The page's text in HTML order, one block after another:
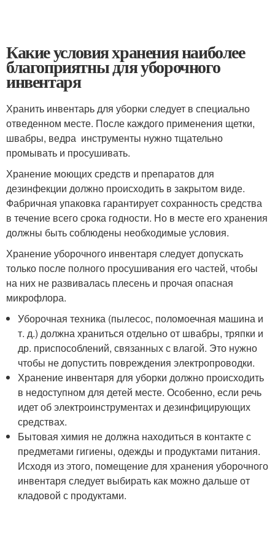
Какие условия хранения наиболее
благоприятны для уборочного
инвентаря
Хранить инвентарь для уборки следует в специально
отведенном месте. После каждого применения щетки,
швабры, ведра инструменты нужно тщательно
промывать и просушивать.
Хранение моющих средств и препаратов для
дезинфекции должно происходить в закрытом виде.
Фабричная упаковка гарантирует сохранность средства
в течение всего срока годности. Но в месте его хранения
должны быть соблюдены необходимые условия.
Хранение уборочного инвентаря следует допускать
только после полного просушивания его частей, чтобы
на них не развивалась плесень и прочая опасная
микрофлора.
Уборочная техника (пылесос, поломоечная машина и
т. д.) должна храниться отдельно от швабры, тряпки и
др. приспособлений, связанных с влагой. Это нужно
чтобы не допустить повреждения электропроводки.
Хранение инвентаря для уборки должно происходить
в недоступном для детей месте. Особенно, если речь
идет об электроинструментах и дезинфицирующих
средствах.
Бытовая химия не должна находиться в контакте с
предметами гигиены, одежды и продуктами питания.
Исходя из этого, помещение для хранения уборочного
инвентаря следует выбирать как можно дальше от
кладовой с продуктами.